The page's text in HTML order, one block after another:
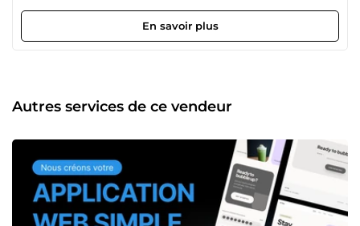
GAUTHE, et je suis analyste programmeur de formation.
Cela signifie que je peux analyser vos besoins et travailler
en étroite collaboration avec vous pour construire des
l'administration de bases de données avec Mysql, ce qui
me permettra de mener à bien vos projets web. J'ai
qui est un atout pour développer des solutions pour mes
clients. Je vous invite à me contacter afin que nous
puissions mettre en place votre projet !
En savoir plus
Autres services de ce vendeur